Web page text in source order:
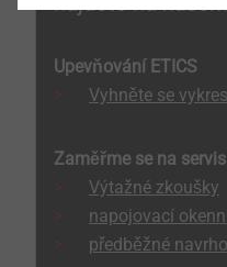
Upevňování ETICS
Vyhněte se
Zaměřme se na servis
Výtažné zkoušky
napojovací
předběžné